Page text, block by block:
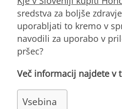
sredstva za boljše
uporabljati to kremo v
navodili za uporabo v
pršec?
Več informacij najdete v
Vsebina